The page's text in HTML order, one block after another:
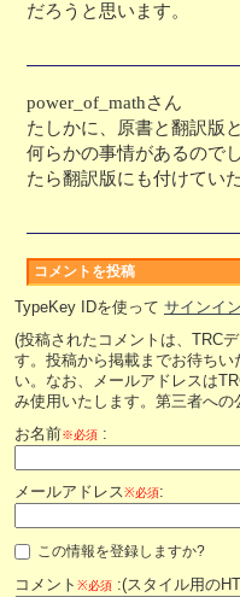
だろうと思います。
power_of_mathさん
たしかに、原書と翻訳版
何らかの事情があるので
たら翻訳版にも付けてい
コメントを投稿
TypeKey IDを使って サインイ
(投稿されたコメントは、TRC
す。投稿から掲載までお待ち
い。なお、メールアドレスは
み使用いたします。第三者へ
お名前※必須 :
メールアドレス※必須:
この情報を登録しますか?
コメント ※必須 :(スタイル用の